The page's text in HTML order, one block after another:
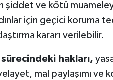
şiddet ve kötü
için geçici koruma
kararı verilebilir.
hakları,
mal paylaşımı ve